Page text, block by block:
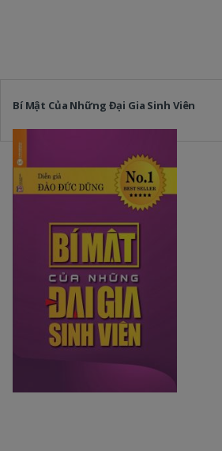
Bí Mật Của Những Đại Gia Sinh Viên